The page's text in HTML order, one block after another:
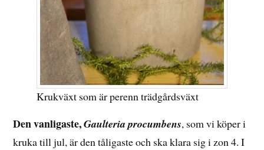
Krukväxt som är perenn trädgårdsväxt
Den vanligaste,Gaulteria procumbens, som vi köper i
kruka till jul, är den tåligaste och ska klara sig i zon 4. I